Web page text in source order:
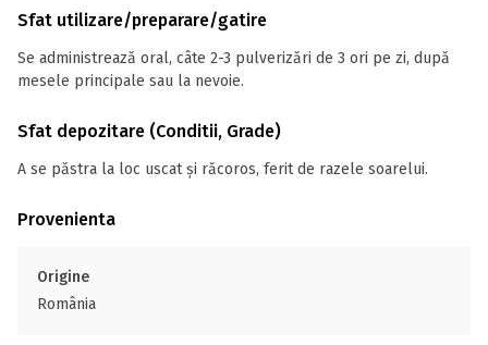
Sfat utilizare/preparare/gatire
Se administrează oral, câte 2-3 pulverizări de 3 ori pe zi, după
mesele principale sau la nevoie.
Sfat depozitare (Conditii, Grade)
A se păstra la loc uscat și răcoros, ferit de razele soarelui.
Provenienta
Origine
România